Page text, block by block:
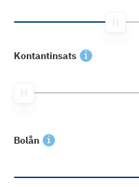
Kontantinsats
Bolån